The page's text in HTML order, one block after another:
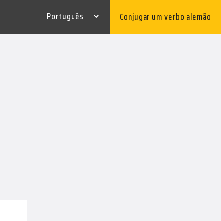
Conjugar um verbo alemão